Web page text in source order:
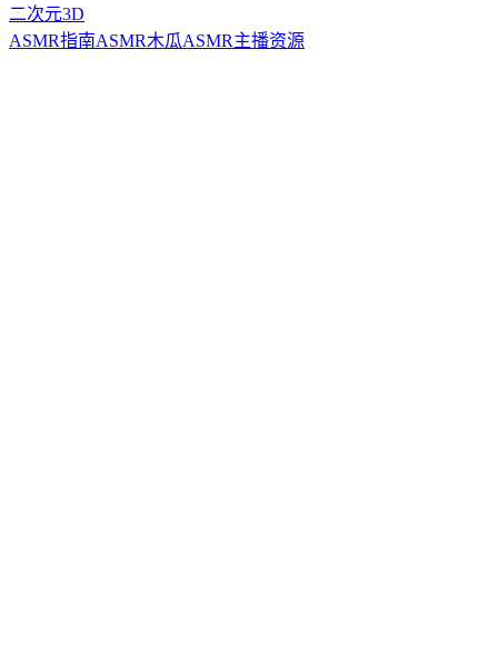
二次元3D
ASMR指南ASMR木瓜ASMR主播资源